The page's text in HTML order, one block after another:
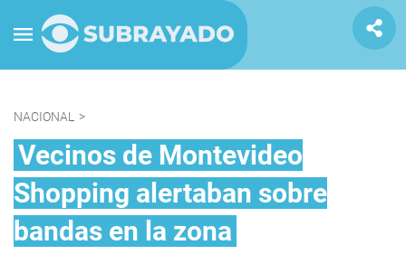
NACIONAL >
Vecinos de Montevideo
Shopping alertaban sobre
bandas en la zona